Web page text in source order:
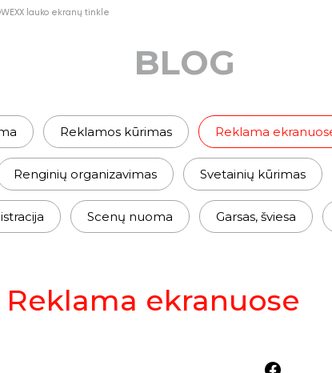
lauko ekranų tinkle
BLOG
Reklamos kūrimas Reklama
Renginių organizavimas Svetainių kūrimas
Scenų nuoma Garsas, šviesa
Reklama ekranuose